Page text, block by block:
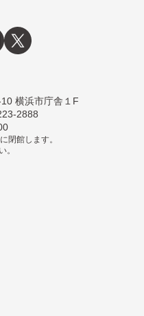
横浜市庁舎１F
2888
閉館します。
。